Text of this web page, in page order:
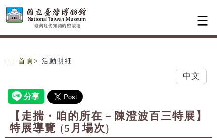
跳到主要內容
網站導覽
::: 首頁 > 活動明細
中文
【走揣・咱的所在－陳澄波百三特展】
特展導覽 (5月場次)